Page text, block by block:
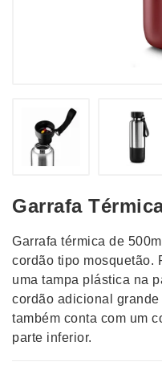
Garrafa
Garrafa térmica de
cordão tipo mosquetão.
uma tampa plástica na
cordão adicional
também conta com um
parte inferior.